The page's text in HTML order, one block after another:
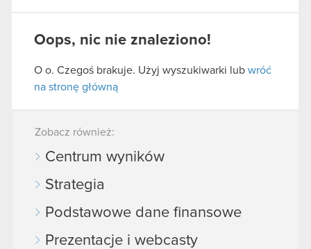
Oops, nic nie znaleziono!
O o. Czegoś brakuje. Użyj wyszukiwarki lub wróć
na stronę główną
Zobacz również:
Centrum wyników
Strategia
Podstawowe dane finansowe
Prezentacje i webcasty